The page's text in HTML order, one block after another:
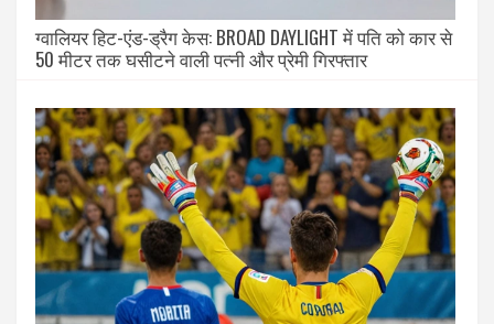
ग्वालियर हिट-एंड-ड्रैग केस: BROAD DAYLIGHT में पति को कार से
50 मीटर तक घसीटने वाली पत्नी और प्रेमी गिरफ्तार